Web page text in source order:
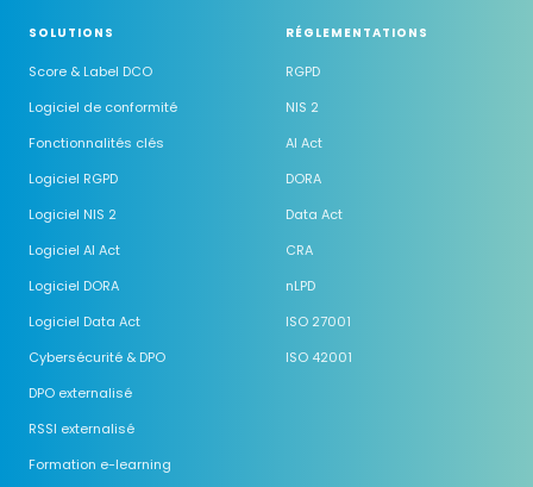
SOLUTIONS
Score & Label DCO
Logiciel de conformité
Fonctionnalités clés
Logiciel RGPD
Logiciel NIS 2
Logiciel AI Act
Logiciel DORA
Logiciel Data Act
Cybersécurité & DPO
DPO externalisé
RSSI externalisé
Formation e-learning
RÉGLEMENTATIONS
RGPD
NIS 2
AI Act
DORA
Data Act
CRA
nLPD
ISO 27001
ISO 42001